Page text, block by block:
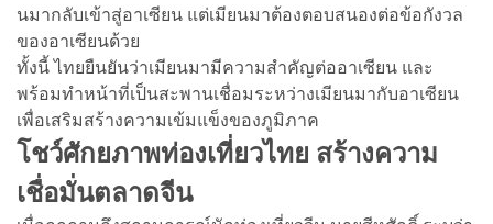
นมากลับเข้าสู่อาเซียน แต่เมียนมาต้องตอบสนองต่อข้อกังวล
ของอาเซียนด้วย
ทั้งนี้ ไทยยืนยันว่าเมียนมามีความสำคัญต่ออาเซียน และ
พร้อมทำหน้าที่เป็นสะพานเชื่อมระหว่างเมียนมากับอาเซียน
เพื่อเสริมสร้างความเข้มแข็งของภูมิภาค
โชว์ศักยภาพท่องเที่ยวไทย สร้างความ
เชื่อมั่นตลาดจีน